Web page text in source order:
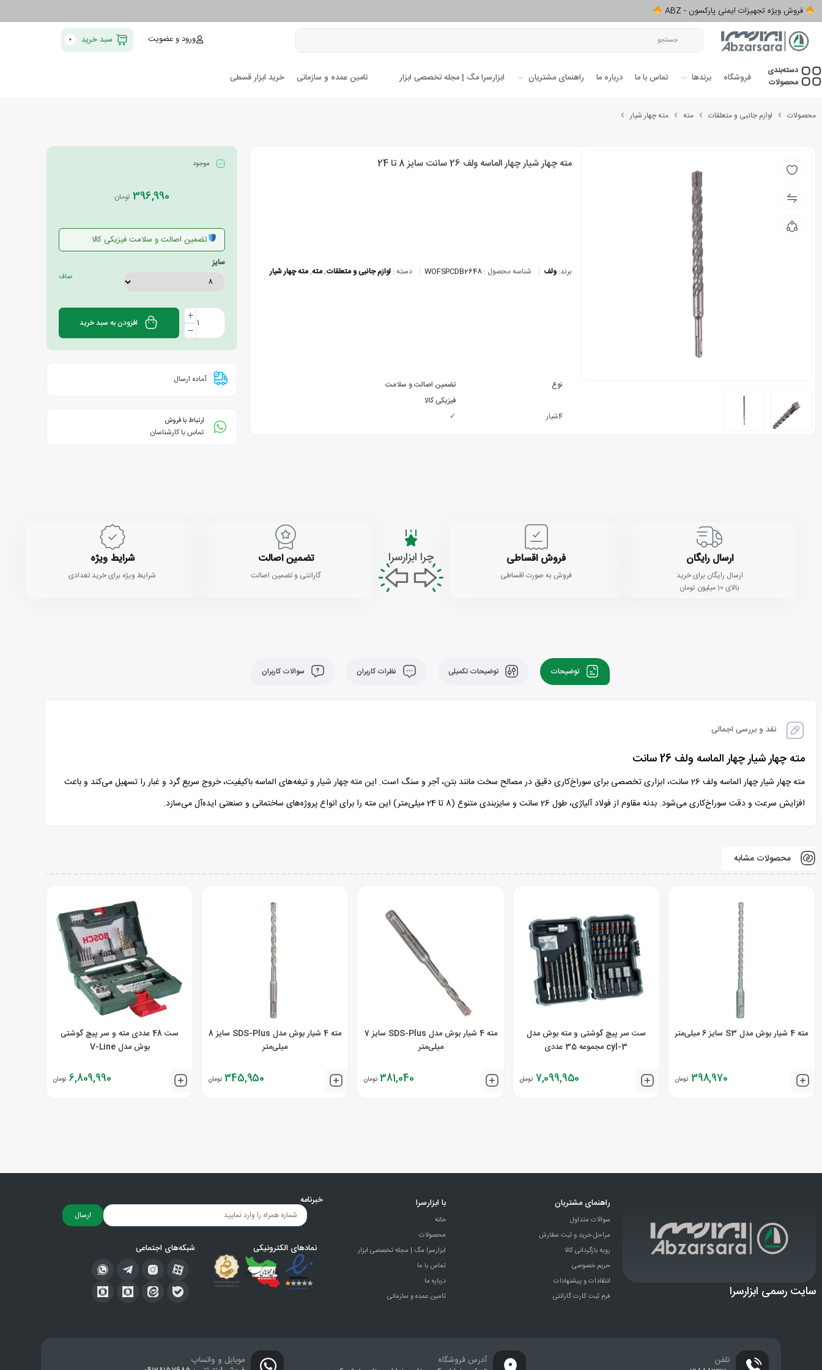
فروش ویژه تجهیزات ایمنی پارکسون - ABZ
ورود و عضویت سبد خرید 0
دسته‌بندی‌
محصولات
فروشگاه برندها تماس با ما درباره ما راهنمای مشتریان ابزارسرا مگ | مجله تخصصی ابزار تامین عمده و سازمانی خرید ابزار قسطی
محصولات لوازم جانبی و متعلقات مته مته چهار شیار
مته چهار شیار چهار الماسه ولف 26 سانت سایز 8 تا 24
برند: ولف شناسه محصول : WOFSPCDB2648 دسته : لوازم جانبی و متعلقات,مته,مته چهار شیار
نوع
4شیار
تضمین اصالت و سلامت
فیزیکی کالا
✓
موجود
396,990 تومان
تضمین اصالت و سلامت فیزیکی کالا
سایز
صاف
افزودن به سبد خرید
آماده ارسال
ارتباط با فروش
تماس با کارشناسان
ارسال رایگان
ارسال رایگان برای خرید
بالای 10 میلیون تومان
فروش اقساطی
فروش به صورت اقساطی
چرا ابزارسرا تضمین اصالت
گارانتی و تضمین اصالت
شرایط ویژه
شرایط ویژه برای خرید تعدادی
توضیحات توضیحات تکمیلی نظرات کاربران سوالات کاربران
نقد و بررسی اجمالی
مته چهار شیار چهار الماسه ولف 26 سانت
مته چهار شیار چهار الماسه ولف 26 سانت، ابزاری تخصصی برای سوراخ‌کاری دقیق در مصالح سخت مانند بتن، آجر و سنگ است. این مته چهار شیارو تیغه‌های الماسه باکیفیت، خروج سریع گرد و غبار را تسهیل می‌کند و باعث
افزایش سرعت و دقت سوراخ‌کاری می‌شود. بدنه مقاوم از فولاد آلیاژی، طول 26 سانت و سایزبندی متنوع (8 تا 24 میلی‌متر) این مته را برای انواع پروژه‌های ساختمانی و صنعتی ایده‌آل می‌سازد.
محصولات مشابه
مته 4 شیار بوش مدل S3 سایز 6 میلی‌متر
398,970 تومان
ست سر پیچ گوشتی و مته بوش مدل
cyl-3 مجموعه 35 عددی
7,099,950 تومان
مته 4 شیار بوش مدل SDS-Plus سایز 7
میلی‌متر
381,040 تومان
مته 4 شیار بوش مدل SDS-Plus سایز 8
میلی‌متر
345,950 تومان
ست 48 عددی مته و سر پیچ گوشتی
بوش مدل V-Line
6,809,990 تومان
سایت رسمی ابزارسرا
راهنمای مشتریان
سوالات متداول
مراحل خرید و ثبت سفارش
رویه بازگردانی کالا
حریم خصوصی
انتقادات و پيشنهادات
فرم ثبت کارت گارانتی
با ابزارسرا
خانه
محصولات
ابزارسرا مگ | مجله تخصصی ابزار
تماس با ما
درباره ما
تامین عمده و سازمانی
خبرنامه
ارسال
نمادهای الکترونیکی شبکه‌های اجتماعی
تلفن
آدرس فروشگاه
موبایل و واتساپ